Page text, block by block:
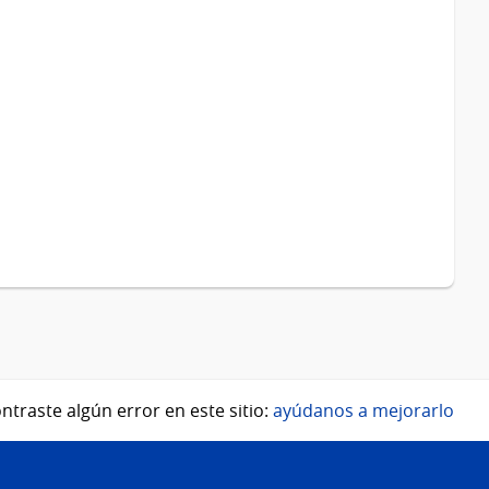
algún error en este sitio: ayúdanos a mejorarlo